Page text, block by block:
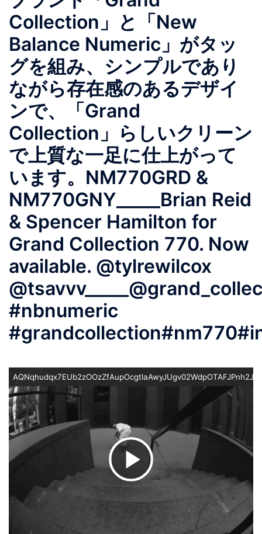
Collection」と「New
Balance Numeric」がタッ
グを組み、シンプルであり
ながら存在感のあるデザイ
ンで、「Grand
Collection」らしいクリーン
で上質な一足に仕上がって
います。NM770GRD &
NM770GNY_____Brian Reid
& Spencer Hamilton for
Grand Collection 770⁠. Now
available.⁠⁠️ @tylrewilcox
#nbnumeric
ビ
デ